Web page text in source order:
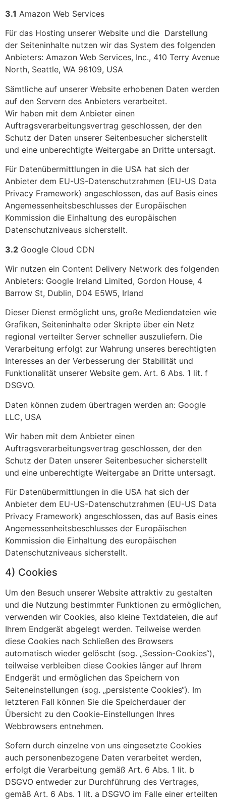
3.1 Amazon Web Services
Für das Hosting unserer Website und die Darstellung
der Seiteninhalte nutzen wir das System des folgenden
Anbieters: Amazon Web Services, Inc., 410 Terry Avenue
North, Seattle, WA 98109, USA
Sämtliche auf unserer Website erhobenen Daten werden
auf den Servern des Anbieters verarbeitet.
Wir haben mit dem Anbieter einen
Auftragsverarbeitungsvertrag geschlossen, der den
Schutz der Daten unserer Seitenbesucher sicherstellt
und eine unberechtigte Weitergabe an Dritte untersagt.
Für Datenübermittlungen in die USA hat sich der
Anbieter dem EU-US-Datenschutzrahmen (EU-US Data
Privacy Framework) angeschlossen, das auf Basis eines
Angemessenheitsbeschlusses der Europäischen
Kommission die Einhaltung des europäischen
Datenschutzniveaus sicherstellt.
3.2 Google Cloud CDN
Wir nutzen ein Content Delivery Network des folgenden
Anbieters: Google Ireland Limited, Gordon House, 4
Barrow St, Dublin, D04 E5W5, Irland
Dieser Dienst ermöglicht uns, große Mediendateien wie
Grafiken, Seiteninhalte oder Skripte über ein Netz
regional verteilter Server schneller auszuliefern. Die
Verarbeitung erfolgt zur Wahrung unseres berechtigten
Interesses an der Verbesserung der Stabilität und
Funktionalität unserer Website gem. Art. 6 Abs. 1 lit. f
DSGVO.
Daten können zudem übertragen werden an: Google
LLC, USA
Wir haben mit dem Anbieter einen
Auftragsverarbeitungsvertrag geschlossen, der den
Schutz der Daten unserer Seitenbesucher sicherstellt
und eine unberechtigte Weitergabe an Dritte untersagt.
Für Datenübermittlungen in die USA hat sich der
Anbieter dem EU-US-Datenschutzrahmen (EU-US Data
Privacy Framework) angeschlossen, das auf Basis eines
Angemessenheitsbeschlusses der Europäischen
Kommission die Einhaltung des europäischen
Datenschutzniveaus sicherstellt.
4) Cookies
Um den Besuch unserer Website attraktiv zu gestalten
und die Nutzung bestimmter Funktionen zu ermöglichen,
verwenden wir Cookies, also kleine Textdateien, die auf
Ihrem Endgerät abgelegt werden. Teilweise werden
diese Cookies nach Schließen des Browsers
automatisch wieder gelöscht (sog. „Session-Cookies“),
teilweise verbleiben diese Cookies länger auf Ihrem
Endgerät und ermöglichen das Speichern von
Seiteneinstellungen (sog. „persistente Cookies“). Im
letzteren Fall können Sie die Speicherdauer der
Übersicht zu den Cookie-Einstellungen Ihres
Webbrowsers entnehmen.
Sofern durch einzelne von uns eingesetzte Cookies
auch personenbezogene Daten verarbeitet werden,
erfolgt die Verarbeitung gemäß Art. 6 Abs. 1 lit. b
DSGVO entweder zur Durchführung des Vertrages,
gemäß Art. 6 Abs. 1 lit. a DSGVO im Falle einer erteilten